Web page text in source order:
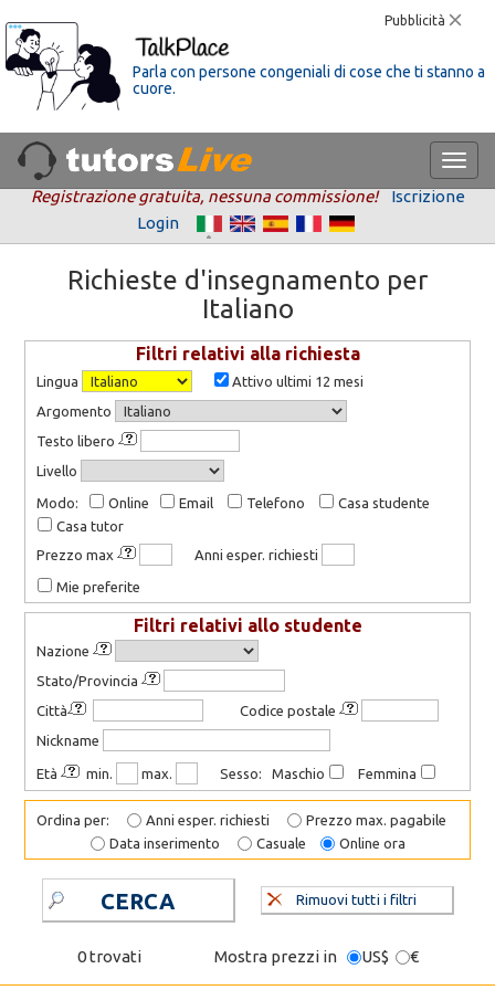
Pubblicità
Parla con persone congeniali di cose che ti stanno a
cuore.
Registrazione gratuita, nessuna commissione!
Iscrizione
Login
Richieste d'insegnamento per
Italiano
Filtri relativi alla richiesta
Lingua
Attivo ultimi 12 mesi
Argomento
Testo libero
Livello
Modo: Online Email Telefono
Casa studente
Casa tutor
Prezzo max
Anni esper. richiesti
Mie preferite
Filtri relativi allo studente
Nazione
Stato/Provincia
Città
Codice postale
Nickname
Età min. max. Sesso: Maschio Femmina
Ordina per: Anni esper. richiesti
Prezzo max. pagabile
Data inserimento
Casuale Online ora
CERCA Rimuovi tutti i filtri
0 trovati Mostra prezzi in US$ €